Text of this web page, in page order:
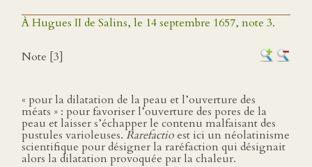
À Hugues II de Salins, le 14 septembre 1657, note 3.
Note [3]
« pour la dilatation de la peau et l’ouverture des
méats » : pour favoriser l’ouverture des pores de la
peau et laisser s’échapper le contenu malfaisant des
pustules varioleuses.Rarefactioest ici un néolatinisme
scientifique pour désigner la raréfaction qui désignait
alors la dilatation provoquée par la chaleur.